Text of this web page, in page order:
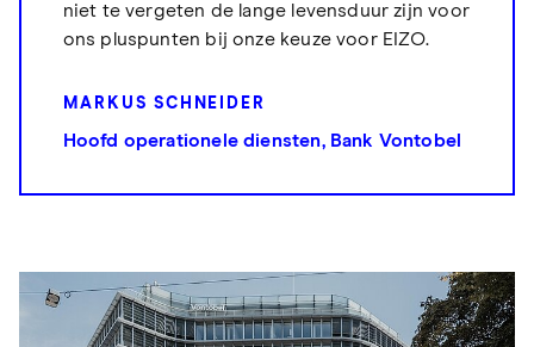
niet te vergeten de lange levensduur zijn voor
ons pluspunten bij onze keuze voor EIZO.
MARKUS SCHNEIDER
Hoofd operationele diensten, Bank Vontobel